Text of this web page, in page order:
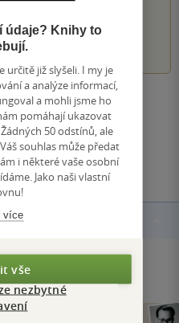
5
hodnocení
hodnocení
údaje? Knihy to
určitě již slyšeli. I my je
a analýze informací,
a mohli jsme ho
pomáhají ukazovat
50 odstínů, ale
souhlas může předat
i některé vaše osobní
Jako naši vlastní
více
vše
nezbytné